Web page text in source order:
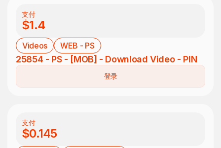
支付
$1.4
Videos WEB - PS
25854 - PS - [MOB] - Download Video - PIN
登录
支付
$0.145